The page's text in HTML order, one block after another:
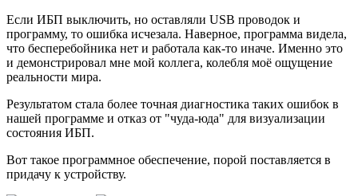
Если ИБП выключить, но оставляли USB проводок и
программу, то ошибка исчезала. Наверное, программа видела,
что бесперебойника нет и работала как-то иначе. Именно это
и демонстрировал мне мой коллега, колебля моё ощущение
реальности мира.
Результатом стала более точная диагностика таких ошибок в
нашей программе и отказ от "чуда-юда" для визуализации
состояния ИБП.
Вот такое программное обеспечение, порой поставляется в
придачу к устройству.